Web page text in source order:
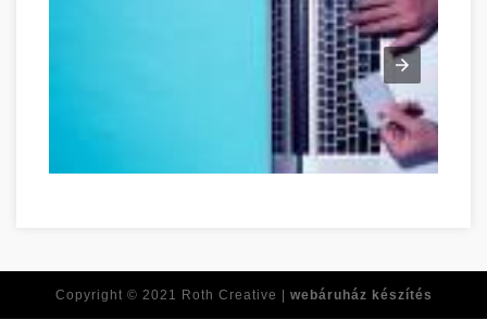
Copyright © 2021 Roth Creative | webáruház készítés